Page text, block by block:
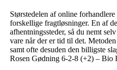
Størstedelen af online
forskellige fragtløsninger. En af
afhentningssteder, så du nemt
vare når der er tid til det.
samt ofte desuden den billigste
Rosen Gødning 6-2-8 (+2) – Bio